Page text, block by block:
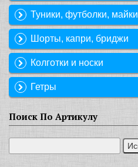
Туники, футболки, майки
Шорты, капри, бриджи
Колготки и носки
Гетры
Поиск По Артикулу